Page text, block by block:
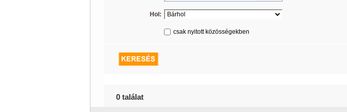
Hol:
csak nyitott közösségekben
0 találat